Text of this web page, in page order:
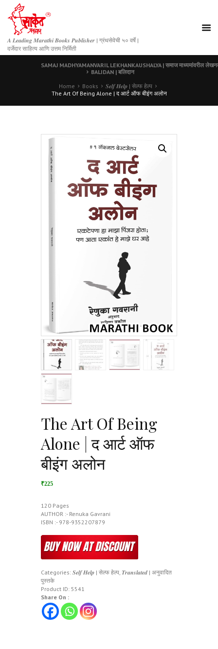
𝑨 𝑳𝒆𝒂𝒅𝒊𝒏𝒈 𝑴𝒂𝒓𝒂𝒕𝒉𝒊 𝑩𝒐𝒐𝒌𝒔 𝑷𝒖𝒃𝒍𝒊𝒔𝒉𝒆𝒓 | ग्रंथसेवेची ५० वर्षे |
दर्जेदार साहित्य आणि उत्तम निर्मिती
SAMAJ MADHYAMANVARIL LEKHANKAUSHALYA | समाज माध्यमांवरील
BALIDAN | बलिदान
Home
Books
𝑺𝒆𝒍𝒇 𝑯𝒆𝒍𝒑 | सेल्फ हेल्प
The Art Of Being Alone | द आर्ट ऑफ बीइंग अलोन
The Art Of Being
Alone | द आर्ट ऑफ
बीइंग अलोन
₹225
120 Pages
AUTHOR :- Renuka Gavrani
ISBN :- 978-9352207879
Categories: 𝑺𝒆𝒍𝒇 𝑯𝒆𝒍𝒑 | सेल्फ हेल्प 𝑻𝒓𝒂𝒏𝒔𝒍𝒂𝒕𝒆𝒅 | अनुवादित
पुस्तके
Product ID: 5541
Share On :